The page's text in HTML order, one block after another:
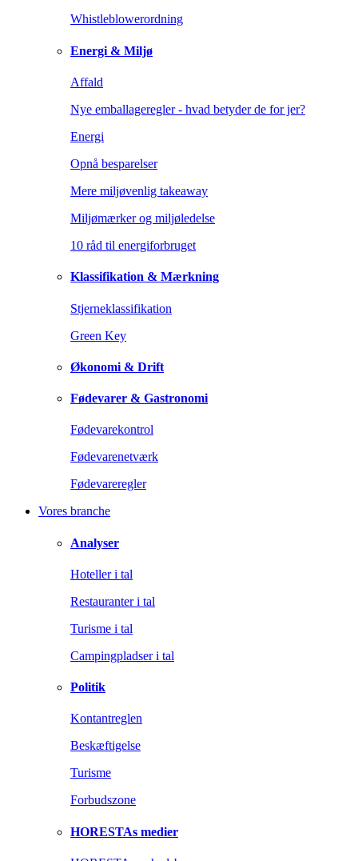
Whistleblowerordning
Energi & Miljø
Affald
Nye emballageregler - hvad betyder de for jer?
Energi
Opnå besparelser
Mere miljøvenlig takeaway
Miljømærker og miljøledelse
10 råd til energiforbruget
Klassifikation & Mærkning
Stjerneklassifikation
Green Key
Økonomi & Drift
Fødevarer & Gastronomi
Fødevarekontrol
Fødevarenetværk
Fødevareregler
Vores branche
Analyser
Hoteller i tal
Restauranter i tal
Turisme i tal
Campingpladser i tal
Politik
Kontantreglen
Beskæftigelse
Turisme
Forbudszone
HORESTAs medier